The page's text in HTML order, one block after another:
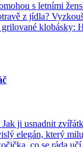
s letními
z jídla?
klobásky:
ji usnadnit
elegán, který
co se ráda